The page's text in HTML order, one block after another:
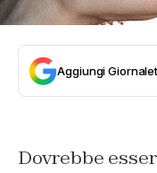
Aggiungi
Dovrebbe